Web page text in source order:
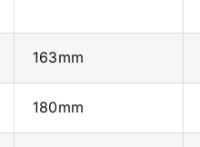
163mm
180mm